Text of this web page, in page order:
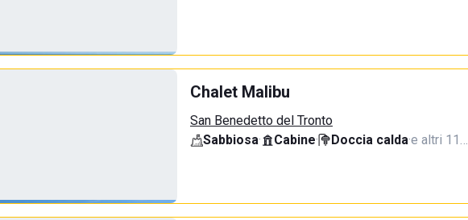
Chalet Malibu
San Benedetto del Tronto
Sabbiosa· Cabine· Doccia calda·e altri 11…